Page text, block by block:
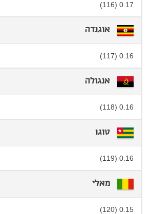
0.17 (116)
אוגנדה
0.16 (117)
אנגולה
0.16 (118)
טוגו
0.16 (119)
מאלי
0.15 (120)